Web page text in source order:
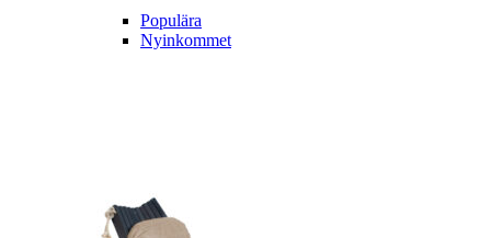
Populära
Nyinkommet